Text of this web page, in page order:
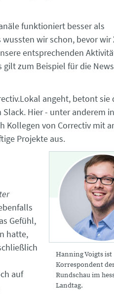
funktioniert besser als
wir schon, bevor wir
entsprechenden
gilt zum Beispiel für die
angeht, betont sie
Hier - unter anderem
Kollegen von Correctiv mit
Projekte aus.
Hanning Voigts ist
Korrespondent
Rundschau im
Landtag.
Gefühl,
hatte,
auf